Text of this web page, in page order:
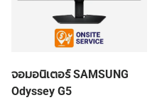
จอมอนิเตอร์ SAMSUNG
Odyssey G5